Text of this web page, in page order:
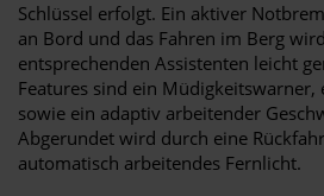
Schlüssel erfolgt. Ein aktiver
an Bord und das Fahren im Berg
entsprechenden Assistenten leicht
Features sind ein Müdigkeitswarner,
sowie ein adaptiv arbeitender
Abgerundet wird durch eine
automatisch arbeitendes Fernlicht.